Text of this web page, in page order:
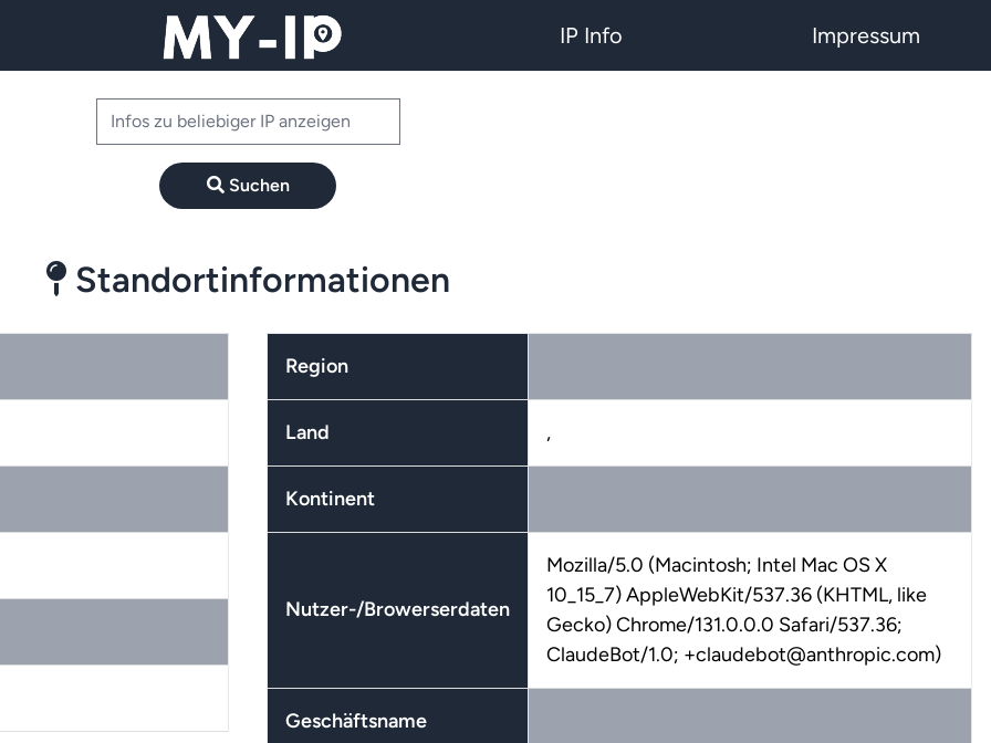
IP Info Impressum
Suchen
Standortinformationen
Region
Land ,
Kontinent
Nutzer-/Browerserdaten
Mozilla/5.0 (Macintosh; Intel Mac OS X
10_15_7) AppleWebKit/537.36 (KHTML, like
Gecko) Chrome/131.0.0.0 Safari/537.36;
ClaudeBot/1.0; +claudebot@anthropic.com)
Geschäftsname